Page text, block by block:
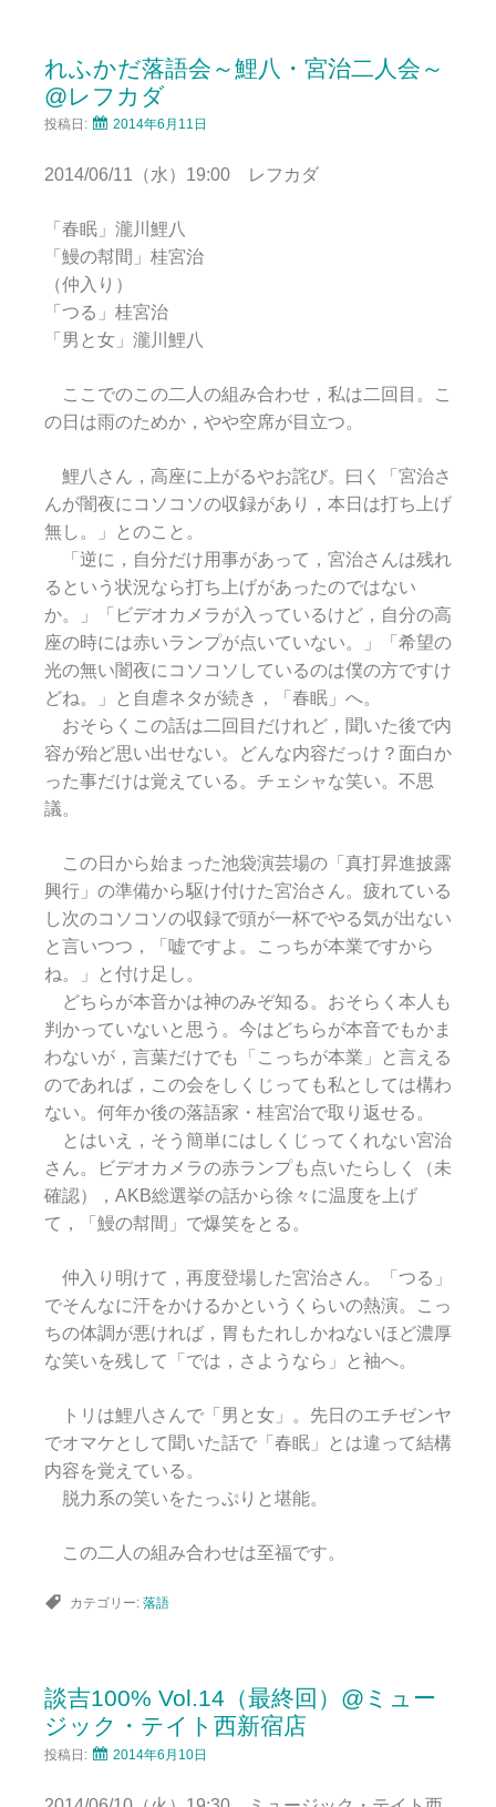
れふかだ落語会～鯉八・宮治二人会～
@レフカダ
投稿日: 2014年6月11日
2014/06/11（水）19:00 レフカダ
「春眠」瀧川鯉八
「鰻の幇間」桂宮治
（仲入り）
「つる」桂宮治
「男と女」瀧川鯉八
ここでのこの二人の組み合わせ，私は二回目。こ
の日は雨のためか，やや空席が目立つ。
鯉八さん，高座に上がるやお詫び。曰く「宮治さ
んが闇夜にコソコソの収録があり，本日は打ち上げ
無し。」とのこと。
「逆に，自分だけ用事があって，宮治さんは残れ
るという状況なら打ち上げがあったのではない
か。」「ビデオカメラが入っているけど，自分の高
座の時には赤いランプが点いていない。」「希望の
光の無い闇夜にコソコソしているのは僕の方ですけ
どね。」と自虐ネタが続き，「春眠」へ。
おそらくこの話は二回目だけれど，聞いた後で内
容が殆ど思い出せない。どんな内容だっけ？面白か
った事だけは覚えている。チェシャな笑い。不思
議。
この日から始まった池袋演芸場の「真打昇進披露
興行」の準備から駆け付けた宮治さん。疲れている
し次のコソコソの収録で頭が一杯でやる気が出ない
と言いつつ，「嘘ですよ。こっちが本業ですから
ね。」と付け足し。
どちらが本音かは神のみぞ知る。おそらく本人も
判かっていないと思う。今はどちらが本音でもかま
わないが，言葉だけでも「こっちが本業」と言える
のであれば，この会をしくじっても私としては構わ
ない。何年か後の落語家・桂宮治で取り返せる。
とはいえ，そう簡単にはしくじってくれない宮治
さん。ビデオカメラの赤ランプも点いたらしく（未
確認），AKB総選挙の話から徐々に温度を上げ
て，「鰻の幇間」で爆笑をとる。
仲入り明けて，再度登場した宮治さん。「つる」
でそんなに汗をかけるかというくらいの熱演。こっ
ちの体調が悪ければ，胃もたれしかねないほど濃厚
な笑いを残して「では，さようなら」と袖へ。
トリは鯉八さんで「男と女」。先日のエチゼンヤ
でオマケとして聞いた話で「春眠」とは違って結構
内容を覚えている。
脱力系の笑いをたっぷりと堪能。
この二人の組み合わせは至福です。
カテゴリー: 落語
談吉100% Vol.14（最終回）@ミュー
ジック・テイト西新宿店
投稿日: 2014年6月10日